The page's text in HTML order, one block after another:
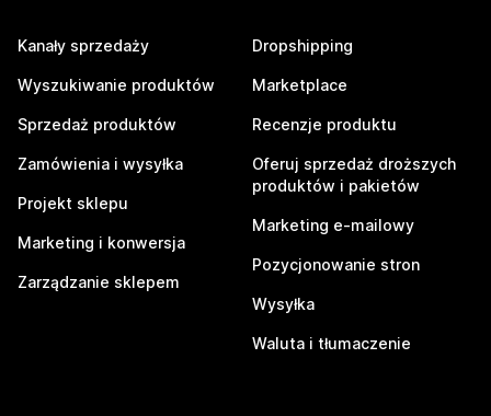
Kanały sprzedaży
Wyszukiwanie produktów
Sprzedaż produktów
Zamówienia i wysyłka
Projekt sklepu
Marketing i konwersja
Zarządzanie sklepem
Dropshipping
Marketplace
Recenzje produktu
Oferuj sprzedaż droższych
produktów i pakietów
Marketing e-mailowy
Pozycjonowanie stron
Wysyłka
Waluta i tłumaczenie